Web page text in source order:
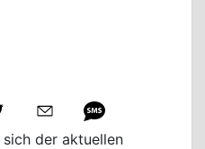
der aktuellen